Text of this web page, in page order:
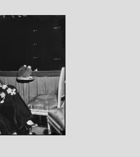
Luchino Visconti